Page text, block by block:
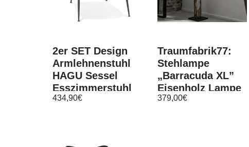
2er SET Design
Armlehnenstuhl
HAGU Sessel
Esszimmerstuhl
Stuhl Esszimmer
434,90€
Traumfabrik77:
Stehlampe
„Barracuda XL”
Eisenholz Lampe
177cm Nature
379,00€